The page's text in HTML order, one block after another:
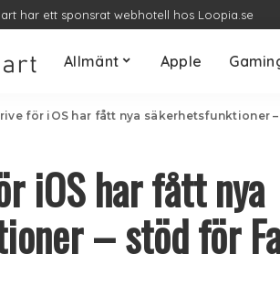
har ett sponsrat webhotell hos Loopia.se
Allmänt Apple
för iOS har fått nya säkerhetsfunktioner
iOS har fått nya
– stöd för